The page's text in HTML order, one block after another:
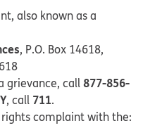
also known as a
, P.O. Box 14618,
grievance, call877-856-
, call 711.
complaint with the: